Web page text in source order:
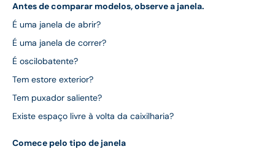
Antes de comparar modelos, observe a janela.
É uma janela de abrir?
É uma janela de correr?
É oscilobatente?
Tem estore exterior?
Tem puxador saliente?
Existe espaço livre à volta da caixilharia?
Comece pelo tipo de janela